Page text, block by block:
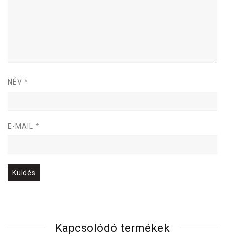
NÉV*
E-MAIL *
Kapcsolódó termékek